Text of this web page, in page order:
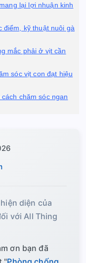
lại lợi nhuận kinh
điểm, kỹ thuật nuôi gà
mắc phải ở vịt cần
sóc vịt con đạt hiệu
chăm sóc ngan
diện của
với All Thing
ơn bạn đã